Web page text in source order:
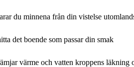
du minnena från din vistelse
det boende som passar din smak
värme och vatten kroppens läkning